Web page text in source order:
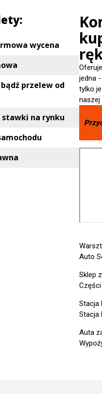
wycena
przelew od
stawki na rynku
jedna
tylko
naszej
Auto
Sklep
Części
Stacja
Stacja
Auta